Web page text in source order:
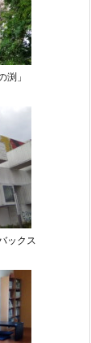
渕」
ックス